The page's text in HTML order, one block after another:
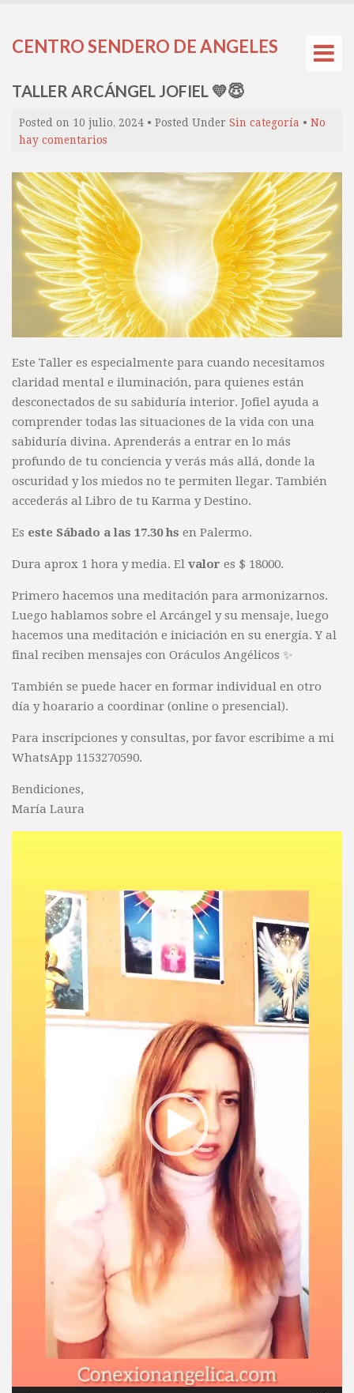
CENTRO SENDERO DE ANGELES
TALLER ARCÁNGEL JOFIEL 💛😇
Posted on 10 julio, 2024 • Posted Under Sin categoría • No
hay comentarios
Este Taller es especialmente para cuando necesitamos
claridad mental e iluminación, para quienes están
desconectados de su sabiduría interior. Jofiel ayuda a
comprender todas las situaciones de la vida con una
sabiduría divina. Aprenderás a entrar en lo más
profundo de tu conciencia y verás más allá, donde la
oscuridad y los miedos no te permiten llegar. También
accederás al Libro de tu Karma y Destino.
Es este Sábado a las 17.30 hs en Palermo.
Dura aprox 1 hora y media. El valor es $ 18000.
Primero hacemos una meditación para armonizarnos.
Luego hablamos sobre el Arcángel y su mensaje, luego
hacemos una meditación e iniciación en su energía. Y al
final reciben mensajes con Oráculos Angélicos ✨
También se puede hacer en formar individual en otro
día y hoarario a coordinar (online o presencial).
Para inscripciones y consultas, por favor escribime a mi
WhatsApp 1153270590.
Bendiciones,
María Laura